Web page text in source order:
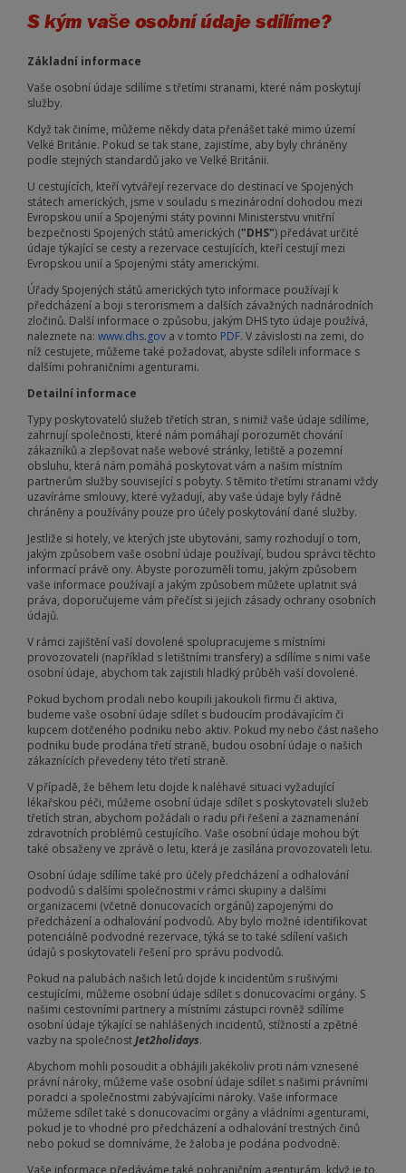
S kým vaše osobní údaje sdílíme?
Základní informace
Vaše osobní údaje sdílíme s třetími stranami, které nám poskytují
služby.
Když tak činíme, můžeme někdy data přenášet také mimo území
Velké Británie. Pokud se tak stane, zajistíme, aby byly chráněny
podle stejných standardů jako ve Velké Británii.
U cestujících, kteří vytvářejí rezervace do destinací ve Spojených
státech amerických, jsme v souladu s mezinárodní dohodou mezi
Evropskou unií a Spojenými státy povinni Ministerstvu vnitřní
bezpečnosti Spojených států amerických ("DHS") předávat určité
údaje týkající se cesty a rezervace cestujících, kteří cestují mezi
Evropskou unií a Spojenými státy americkými.
Úřady Spojených států amerických tyto informace používají k
předcházení a boji s terorismem a dalších závažných nadnárodních
zločinů. Další informace o způsobu, jakým DHS tyto údaje používá,
naleznete na: www.dhs.gov a v tomto PDF. V závislosti na zemi, do
níž cestujete, můžeme také požadovat, abyste sdíleli informace s
dalšími pohraničními agenturami.
Detailní informace
Typy poskytovatelů služeb třetích stran, s nimiž vaše údaje sdílíme,
zahrnují společnosti, které nám pomáhají porozumět chování
zákazníků a zlepšovat naše webové stránky, letiště a pozemní
obsluhu, která nám pomáhá poskytovat vám a našim místním
partnerům služby související s pobyty. S těmito třetími stranami vždy
uzavíráme smlouvy, které vyžadují, aby vaše údaje byly řádně
chráněny a používány pouze pro účely poskytování dané služby.
Jestliže si hotely, ve kterých jste ubytováni, samy rozhodují o tom,
jakým způsobem vaše osobní údaje používají, budou správci těchto
informací právě ony. Abyste porozuměli tomu, jakým způsobem
vaše informace používají a jakým způsobem můžete uplatnit svá
práva, doporučujeme vám přečíst si jejich zásady ochrany osobních
údajů.
V rámci zajištění vaší dovolené spolupracujeme s místními
provozovateli (například s letištními transfery) a sdílíme s nimi vaše
osobní údaje, abychom tak zajistili hladký průběh vaší dovolené.
Pokud bychom prodali nebo koupili jakoukoli firmu či aktiva,
budeme vaše osobní údaje sdílet s budoucím prodávajícím či
kupcem dotčeného podniku nebo aktiv. Pokud my nebo část našeho
podniku bude prodána třetí straně, budou osobní údaje o našich
zákaznících převedeny této třetí straně.
V případě, že během letu dojde k naléhavé situaci vyžadující
lékařskou péči, můžeme osobní údaje sdílet s poskytovateli služeb
třetích stran, abychom požádali o radu při řešení a zaznamenání
zdravotních problémů cestujícího. Vaše osobní údaje mohou být
také obsaženy ve zprávě o letu, která je zasílána provozovateli letu.
Osobní údaje sdílíme také pro účely předcházení a odhalování
podvodů s dalšími společnostmi v rámci skupiny a dalšími
organizacemi (včetně donucovacích orgánů) zapojenými do
předcházení a odhalování podvodů. Aby bylo možné identifikovat
potenciálně podvodné rezervace, týká se to také sdílení vašich
údajů s poskytovateli řešení pro správu podvodů.
Pokud na palubách našich letů dojde k incidentům s rušivými
cestujícími, můžeme osobní údaje sdílet s donucovacími orgány. S
našimi cestovními partnery a místními zástupci rovněž sdílíme
osobní údaje týkající se nahlášených incidentů, stížností a zpětné
vazby na společnostJet2holidays.
Abychom mohli posoudit a obhájili jakékoliv proti nám vznesené
právní nároky, můžeme vaše osobní údaje sdílet s našimi právními
poradci a společnostmi zabývajícími nároky. Vaše informace
můžeme sdílet také s donucovacími orgány a vládními agenturami,
pokud je to vhodné pro předcházení a odhalování trestných činů
nebo pokud se domníváme, že žaloba je podána podvodně.
Vaše informace předáváme také pohraničním agenturám, když je to